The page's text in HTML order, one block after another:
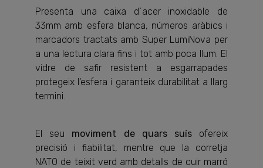
Presenta una caixa d´acer inoxidable de
33mm amb esfera blanca, números aràbics i
marcadors tractats amb Super LumiNova per
a una lectura clara fins i tot amb poca llum. El
vidre de safir resistent a esgarrapades
protegeix l'esfera i garanteix durabilitat a llarg
termini.
El seu moviment de quars suís ofereix
precisió i fiabilitat, mentre que la corretja
NATO de teixit verd amb detalls de cuir marró